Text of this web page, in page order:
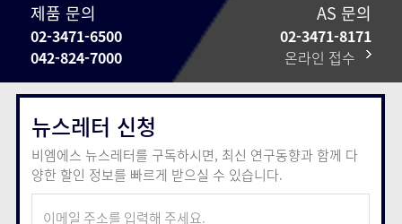
제품 문의
02-3471-6500
042-824-7000
AS 문의
02-3471-8171
온라인 접수
뉴스레터 신청
비엠에스 뉴스레터를 구독하시면, 최신 연구동향과 함께 다
양한 할인 정보를 빠르게 받으실 수 있습니다.